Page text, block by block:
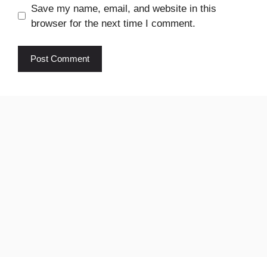
Save my name, email, and website in this
browser for the next time I comment.